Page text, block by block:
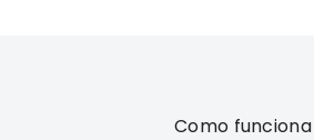
Como funciona